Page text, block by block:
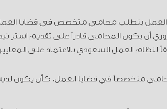
يتطلب محامي متخصص في قضايا
أن يكون المحامي قادراً على تقديم
العمل السعودي بالاعتماد على المعايير
متخصصاً في قضايا العمل، كأن يكون لديه